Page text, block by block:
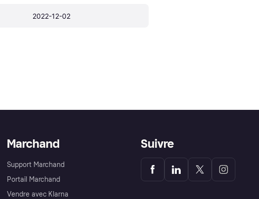
2022-12-02
Marchand
Support Marchand
Portail Marchand
Vendre avec Klarna
Suivre